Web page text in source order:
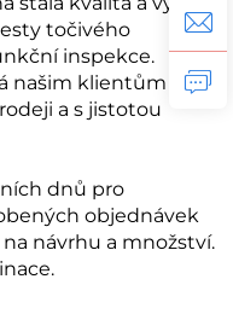
točivého
inspekce.
našim klientům
a s jistotou
dnů pro
objednávek
návrhu a množství.